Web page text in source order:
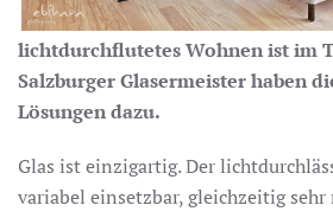
lichtdurchflutetes Wohnen ist im
Salzburger Glasermeister haben
Lösungen dazu.
Glas ist einzigartig. Der
variabel einsetzbar, gleichzeitig